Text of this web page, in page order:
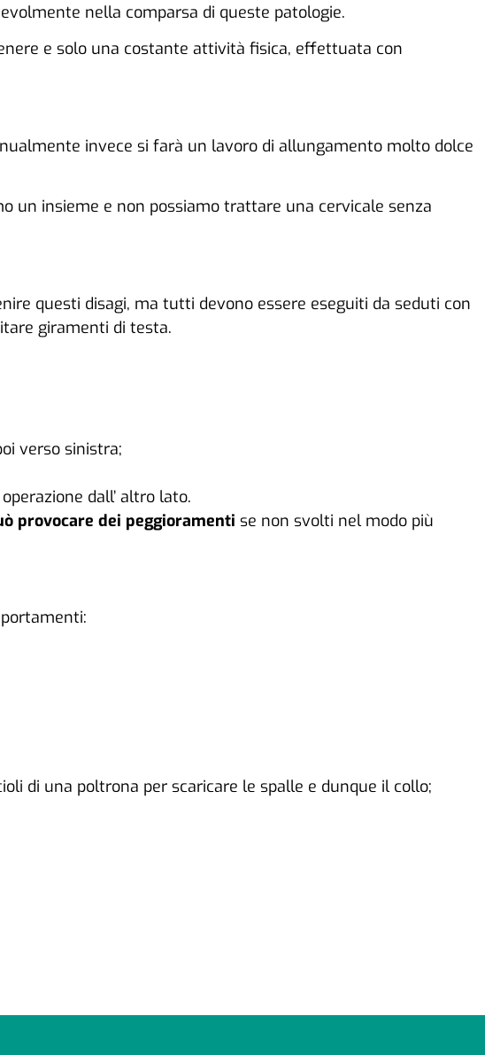
nella comparsa di queste patologie.
e solo una costante attività fisica, effettuata con
invece si farà un lavoro di allungamento molto dolce
un insieme e non possiamo trattare una cervicale senza
questi disagi, ma tutti devono essere eseguiti da seduti con
giramenti di testa.
verso sinistra;
dall’ altro lato.
provocare dei peggioramenti se non svolti nel modo più
di una poltrona per scaricare le spalle e dunque il collo;